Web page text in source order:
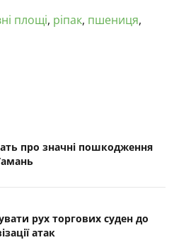
площі, ріпак, пшениця,
про значні пошкодження
рух торгових суден до
атак